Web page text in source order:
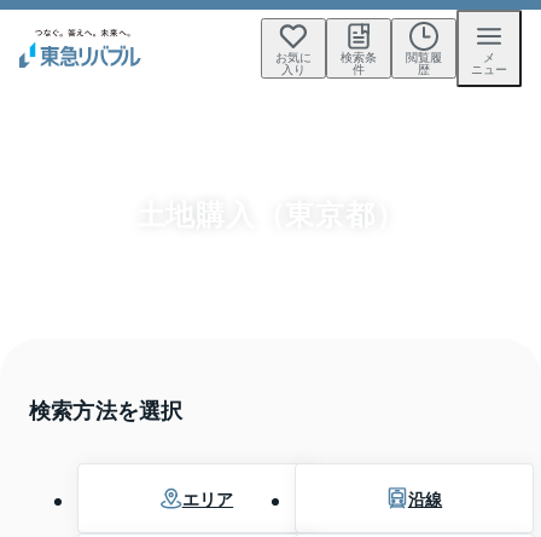
お気に
入り
検索条
件
閲覧履
歴
メ
ニュー
土地購入（東京都）
検索方法を選択
エリア 沿線